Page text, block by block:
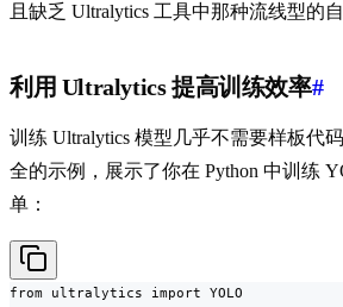
且缺乏 Ultralytics 工具中那种流线型的
利用 Ultralytics 提高训练效率#
训练 Ultralytics 模型几乎不需要样板代
全的示例，展示了你在 Python 中训练
单：
from ultralytics import YOLO